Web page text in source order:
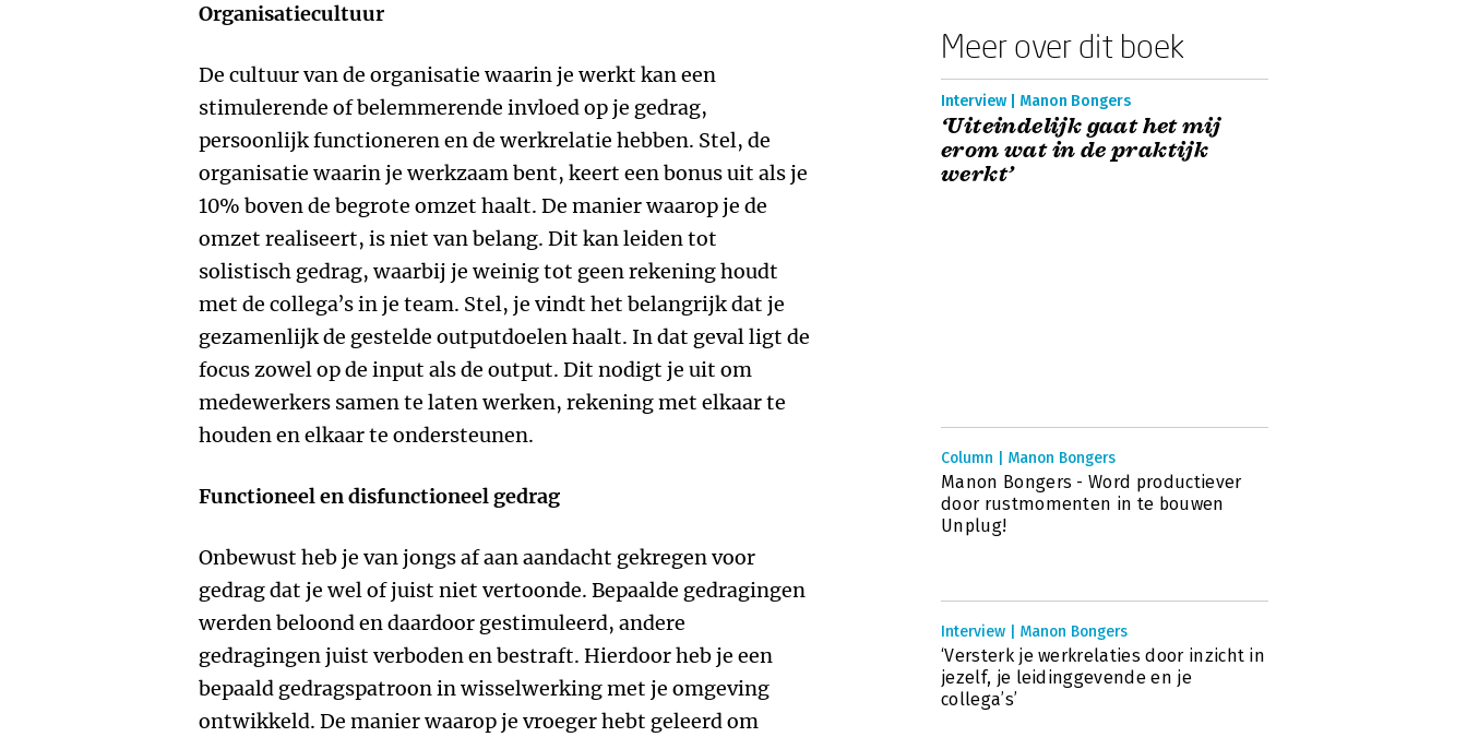
Organisatiecultuur
De cultuur van de organisatie waarin je werkt kan een
stimulerende of belemmerende invloed op je gedrag,
persoonlijk functioneren en de werkrelatie hebben. Stel, de
organisatie waarin je werkzaam bent, keert een bonus uit als je
10% boven de begrote omzet haalt. De manier waarop je de
omzet realiseert, is niet van belang. Dit kan leiden tot
solistisch gedrag, waarbij je weinig tot geen rekening houdt
met de collega’s in je team. Stel, je vindt het belangrijk dat je
gezamenlijk de gestelde outputdoelen haalt. In dat geval ligt de
focus zowel op de input als de output. Dit nodigt je uit om
medewerkers samen te laten werken, rekening met elkaar te
houden en elkaar te ondersteunen.
Functioneel en disfunctioneel gedrag
Onbewust heb je van jongs af aan aandacht gekregen voor
gedrag dat je wel of juist niet vertoonde. Bepaalde gedragingen
werden beloond en daardoor gestimuleerd, andere
gedragingen juist verboden en bestraft. Hierdoor heb je een
bepaald gedragspatroon in wisselwerking met je omgeving
ontwikkeld. De manier waarop je vroeger hebt geleerd om
Meer over dit boek
Interview | Manon Bongers
‘Uiteindelijk gaat het mij
erom wat in de praktijk
werkt’
Column | Manon Bongers
Manon Bongers - Word productiever
door rustmomenten in te bouwen
Unplug!
Interview | Manon Bongers
‘Versterk je werkrelaties door inzicht in
jezelf, je leidinggevende en je
collega’s’